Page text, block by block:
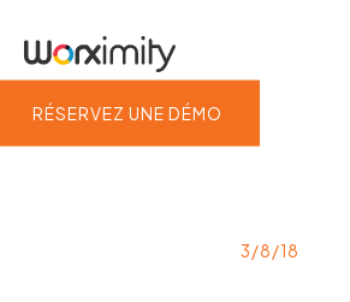
RÉSERVEZ UNE DÉMO
3/8/18